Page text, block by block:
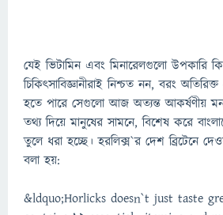
যেই ভিটামিন এবং মিনারেলগুলো উপকারি
চিকিৎসাবিজ্ঞানীরাই নিশ্চত নন, বরং
হতে পারে সেগুলো আজ অত্যন্ত আকর্ষণীয়
তথ্য দিয়ে মানুষের সামনে, বিশেষ করে
তুলে ধরা হচ্ছে। হরলিক্স`র দেশ ব্রিটেনে
বলা হয়:
&ldquo;Horlicks doesn`t just taste